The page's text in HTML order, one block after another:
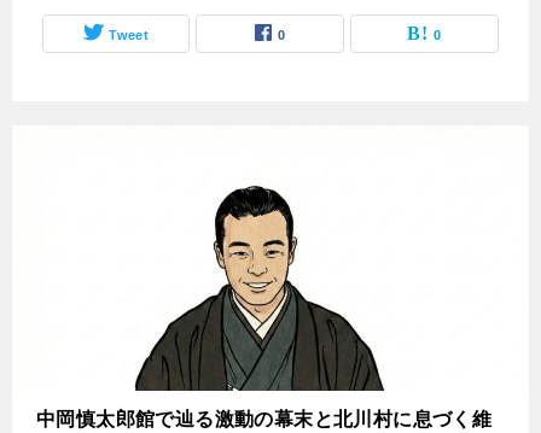
Tweet 0 0
中岡慎太郎館で辿る激動の幕末と北川村に息づく維